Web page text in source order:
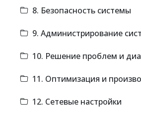
8. Безопасность системы
9. Администрирование
10. Решение проблем и
11. Оптимизация и
12. Сетевые настройки